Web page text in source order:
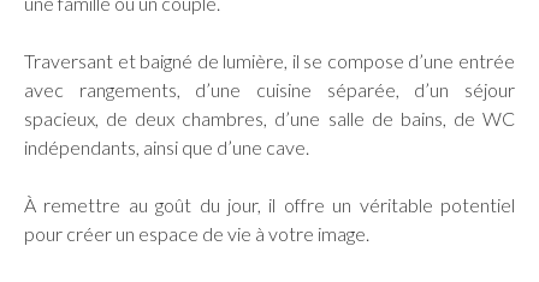
Traversant et baigné de lumière, il se compose d’une entrée
avec rangements, d’une cuisine séparée, d’un séjour
spacieux, de deux chambres, d’une salle de bains, de WC
indépendants, ainsi que d’une cave.
À remettre au goût du jour, il offre un véritable potentiel
pour créer un espace de vie à votre image.